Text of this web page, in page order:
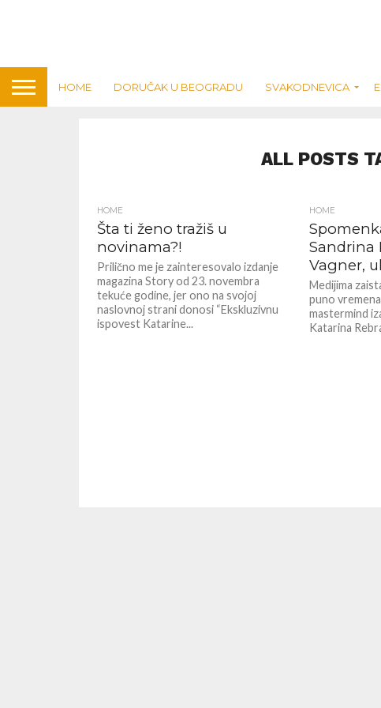
HOME DORUČAK U BEOGRADU SVAKODNEVICA
ALL POSTS
HOME
Šta ti ženo tražiš u
novinama?!
Prilično me je zainteresovalo izdanje
magazina Story od 23. novembra
tekuće godine, jer ono na svojoj
naslovnoj strani donosi “Ekskluzivnu
ispovest Katarine...
HOME
Sandrina
Vagner,
Medijima
puno
mastermind
Katarina